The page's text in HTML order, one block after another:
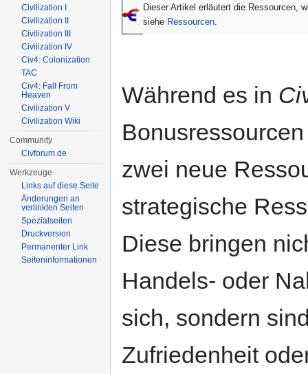
Dieser Artikel erläutert die Ressourcen,
siehe Ressourcen.
Während es in
zwei neue
strategische
Diese bringen
Handels- oder
sich, sondern
Zufriedenheit
Civilization I
Civilization II
Civilization III
Civilization IV
Civ4: Colonization
TAC
Civ4: Fall From
Heaven
Civilization V
Civilization Wiki
Community
Civforum.de
Werkzeuge
Links auf diese Seite
Änderungen an
verlinkten Seiten
Spezialseiten
Druckversion
Permanenter Link
Seiten­informationen